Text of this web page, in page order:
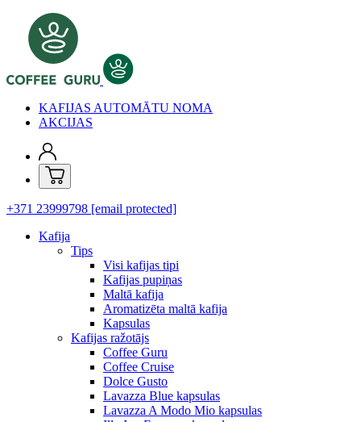
KAFIJAS AUTOMĀTU NOMA
AKCIJAS
+371 23999798 [email protected]
Kafija
Tips
Visi kafijas tipi
Kafijas pupiņas
Maltā kafija
Aromatizēta maltā kafija
Kapsulas
Kafijas ražotājs
Coffee Guru
Coffee Cruise
Dolce Gusto
Lavazza Blue kapsulas
Lavazza A Modo Mio kapsulas